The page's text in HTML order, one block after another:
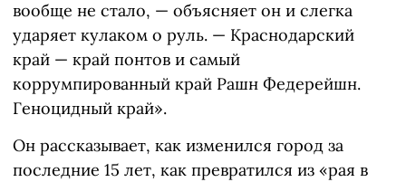
вообще не стало, — объясняет он и слегка
ударяет кулаком о руль. — Краснодарский
край — край понтов и самый
коррумпированный край Рашн Федерейшн.
Геноцидный край».
Он рассказывает, как изменился город за
последние 15 лет, как превратился из «рая в